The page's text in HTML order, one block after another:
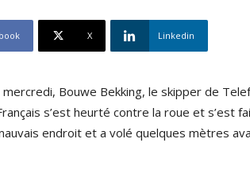
X Linkedin
Bouwe Bekking, le skipper de
s’est heurté contre la roue et s’est
endroit et a volé quelques mètres